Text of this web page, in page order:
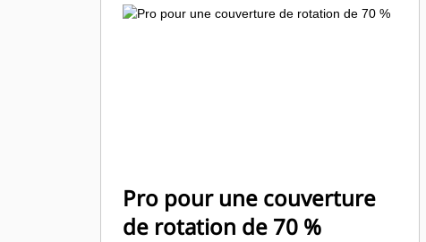
Pro pour une couverture
de rotation de 70 %